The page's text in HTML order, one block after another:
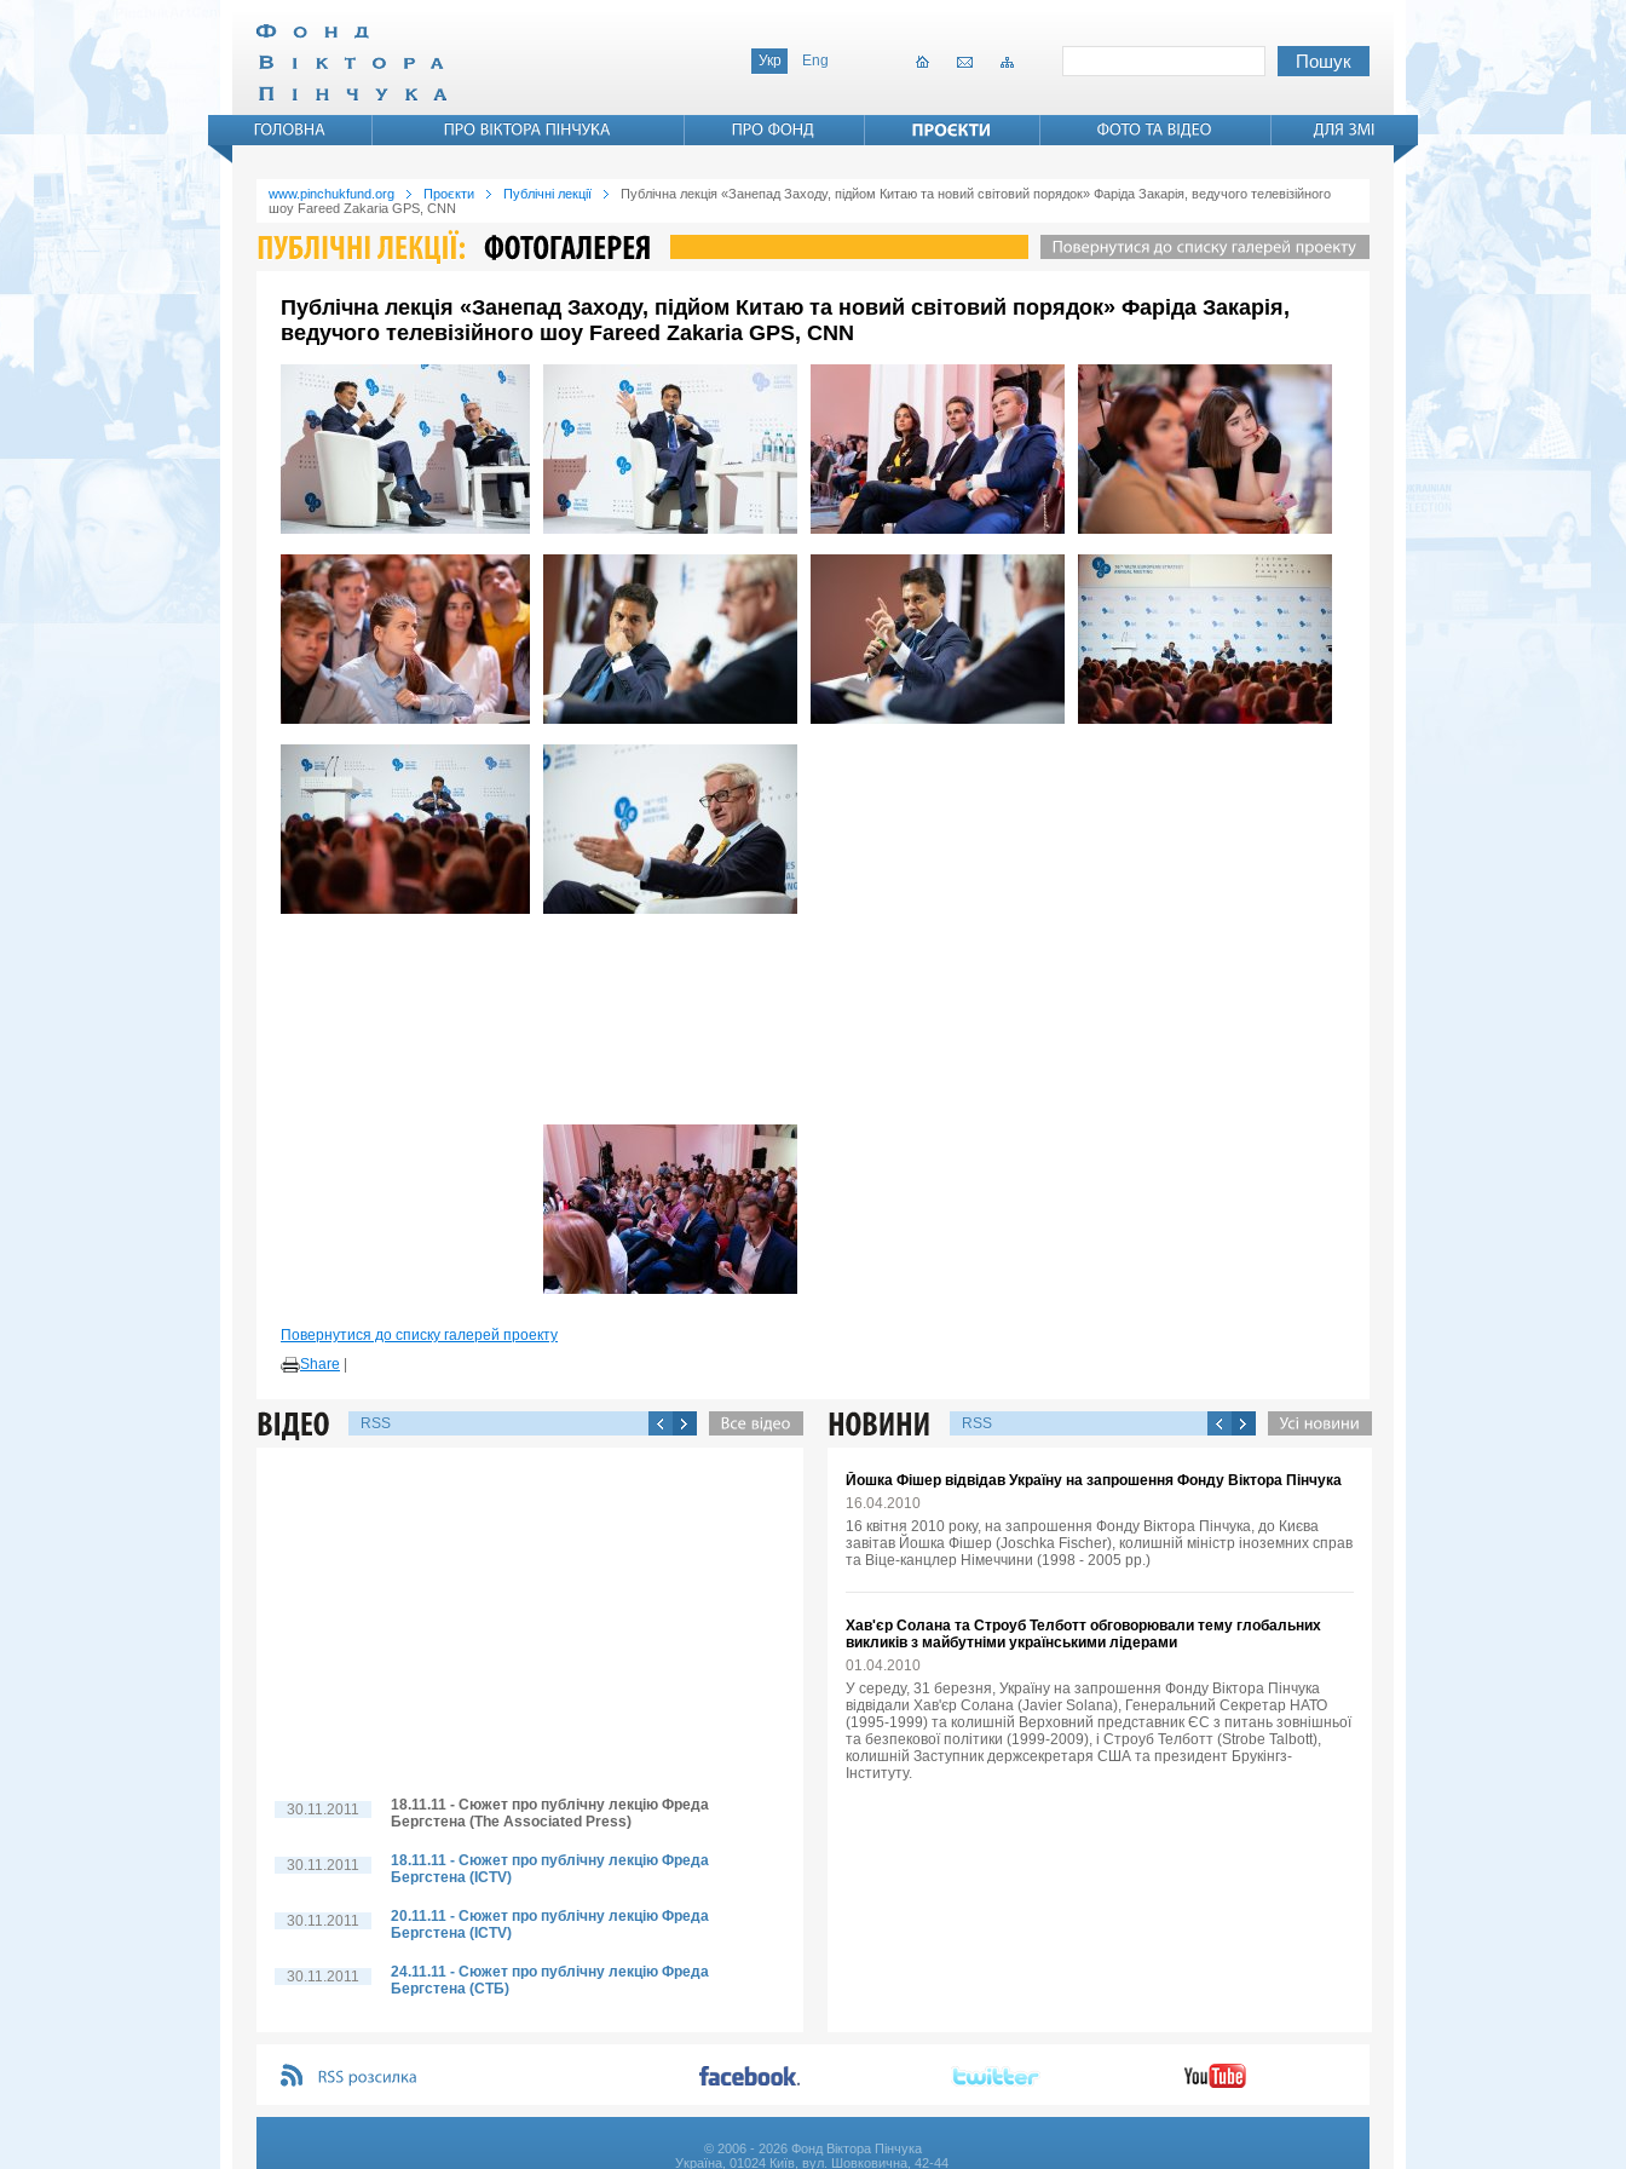
Укр Eng
www.pinchukfund.org Проєкти Публічні лекції
Публічна лекція «Занепад Заходу, підйом Китаю та новий світовий порядок» Фаріда Закарія, ведучого телевізійного
шоу Fareed Zakaria GPS, CNN
Публічна лекція «Занепад Заходу, підйом Китаю та новий світовий порядок» Фаріда Закарія,
ведучого телевізійного шоу Fareed Zakaria GPS, CNN
Повернутися до списку галерей проекту
Share
RSS
30.11.2011
18.11.11 - Сюжет про публічну лекцію Фреда
Бергстена (The Associated Press)
30.11.2011
18.11.11 - Сюжет про публічну лекцію Фреда
Бергстена (ICTV)
30.11.2011
20.11.11 - Сюжет про публічну лекцію Фреда
Бергстена (ICTV)
30.11.2011
24.11.11 - Сюжет про публічну лекцію Фреда
Бергстена (СТБ)
RSS
Йошка Фішер відвідав Україну на запрошення Фонду Віктора Пінчука
16.04.2010
16 квітня 2010 року, на запрошення Фонду Віктора Пінчука, до Києва
завітав Йошка Фішер (Joschka Fischer), колишній міністр іноземних справ
та Віце-канцлер Німеччини (1998 - 2005 рр.)
Хав'єр Солана та Строуб Телботт обговорювали тему глобальних
викликів з майбутніми українськими лідерами
01.04.2010
У середу, 31 березня, Україну на запрошення Фонду Віктора Пінчука
відвідали Хав'єр Солана (Javier Solana), Генеральний Секретар НАТО
(1995-1999) та колишній Верховний представник ЄС з питань зовнішньої
та безпекової політики (1999-2009), і Строуб Телботт (Strobe Talbott),
колишній Заступник держсекретаря США та президент Брукінгз-
Інституту.
© 2006 - 2026 Фонд Віктора Пінчука
Україна, 01024 Київ, вул. Шовковична, 42-44